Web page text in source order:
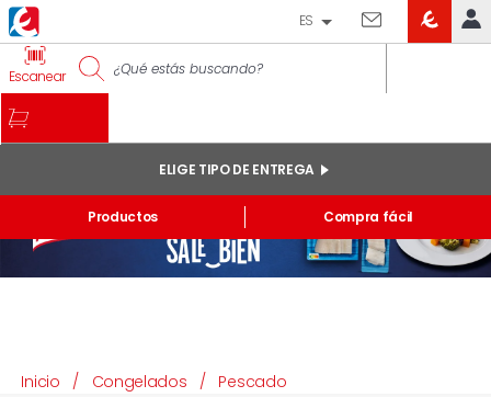
IDENTIFÍCATE
Pedidos online
Mis productos comprados en tienda y online
ES
Escanear
Productos
ELIGE TIPO DE ENTREGA
Compra fácil
Inicio / Congelados / Pescado